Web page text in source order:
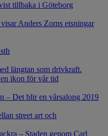
tillbaka i Göteborg
Anders Zorns etsningar
längtan som drivkraft.
ikon för vår tid
– Det blir en vårsalong 2019
street art och
– Staden genom Carl